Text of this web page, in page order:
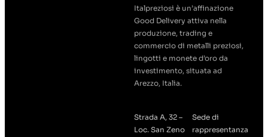
Italpreziosi è un’affinazione
Good Delivery attiva nella
produzione, trading e
commercio di metalli preziosi,
lingotti e monete d’oro da
investimento, situata ad
Arezzo, Italia.
Strada A, 32 –
Loc. San Zeno
Sede di
rappresentanza